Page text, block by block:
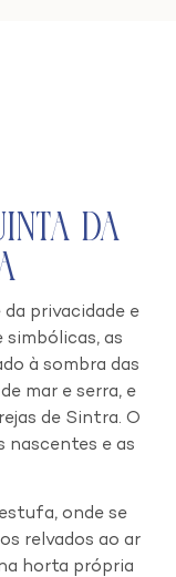
da
privacidade e
simbólicas, as
à sombra das
mar e serra, e
de Sintra. O
nascentes e as
onde se
relvados ao ar
horta própria